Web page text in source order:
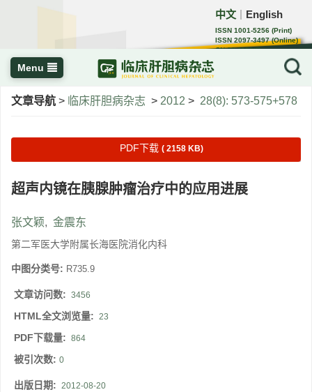
中文 English
ISSN 1001-5256 (Print)
ISSN 2097-3497 (Online)
CN 22-1108/R
Menu
文章导航 > 临床肝胆病杂志 > 2012 > 28(8): 573-575+578
PDF下载 ( 2158 KB)
超声内镜在胰腺肿瘤治疗中的应用进展
张文颖, 金震东
第二军医大学附属长海医院消化内科
中图分类号: R735.9
文章访问数: 3456
HTML全文浏览量: 23
PDF下载量: 864
被引次数: 0
出版日期: 2012-08-20